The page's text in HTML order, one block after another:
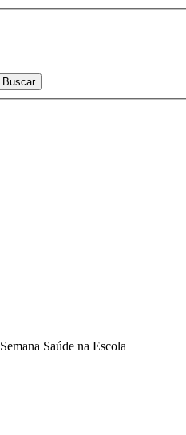
Buscar
Semana Saúde na Escola